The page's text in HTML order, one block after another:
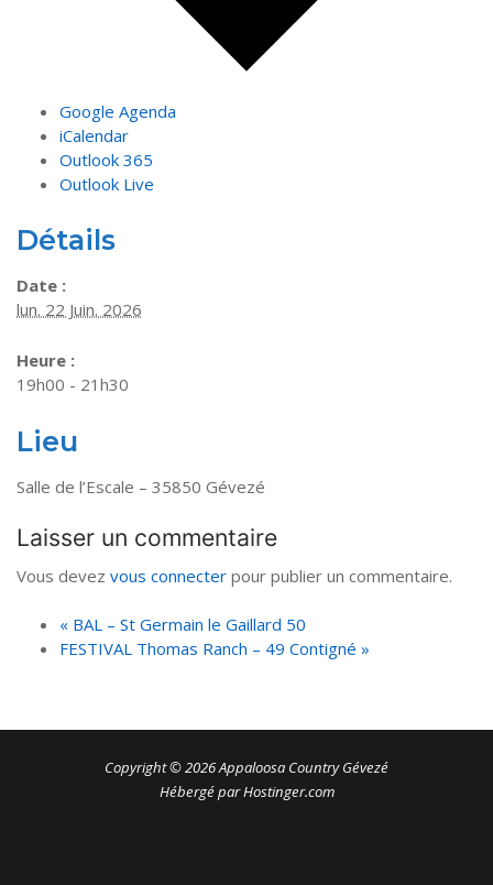
Google Agenda
iCalendar
Outlook 365
Outlook Live
Détails
Date :
lun. 22 Juin. 2026
Heure :
19h00 - 21h30
Lieu
Salle de l’Escale – 35850 Gévezé
Laisser un commentaire
Vous devez vous connecter pour publier un commentaire.
« BAL – St Germain le Gaillard 50
FESTIVAL Thomas Ranch – 49 Contigné»
Copyright © 2026 Appaloosa Country Gévezé
Hébergé par Hostinger.com